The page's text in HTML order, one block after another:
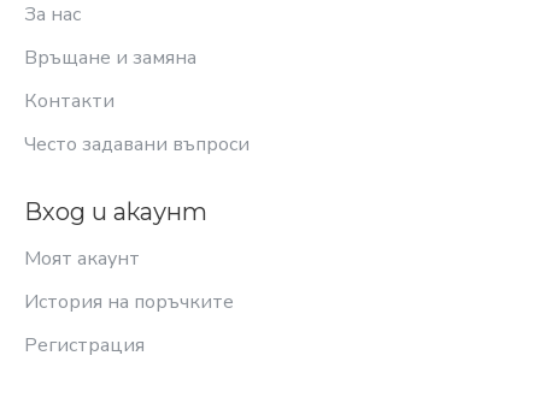
За нас
Връщане и замяна
Контакти
Често задавани въпроси
Вход и акаунт
Моят акаунт
История на поръчките
Регистрация